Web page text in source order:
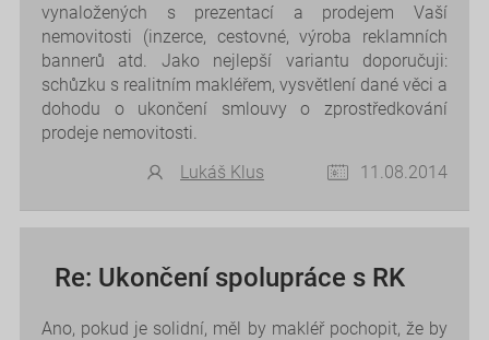
vynaložených s prezentací a prodejem Vaší
nemovitosti (inzerce, cestovné, výroba reklamních
bannerů atd. Jako nejlepší variantu doporučuji:
schůzku s realitním makléřem, vysvětlení dané věci a
dohodu o ukončení smlouvy o zprostředkování
prodeje nemovitosti.
Lukáš Klus
11.08.2014
Re: Ukončení spolupráce s RK
Ano, pokud je solidní, měl by makléř pochopit, že by